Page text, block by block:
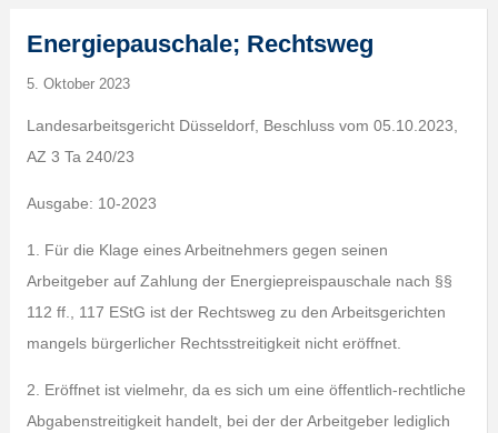
Energiepauschale; Rechtsweg
5. Oktober 2023
Landesarbeitsgericht Düsseldorf, Beschluss vom 05.10.2023,
AZ 3 Ta 240/23
Ausgabe: 10-2023
1. Für die Klage eines Arbeitnehmers gegen seinen
Arbeitgeber auf Zahlung der Energiepreispauschale nach §§
112 ff., 117 EStG ist der Rechtsweg zu den Arbeitsgerichten
mangels bürgerlicher Rechtsstreitigkeit nicht eröffnet.
2. Eröffnet ist vielmehr, da es sich um eine öffentlich-rechtliche
Abgabenstreitigkeit handelt, bei der der Arbeitgeber lediglich